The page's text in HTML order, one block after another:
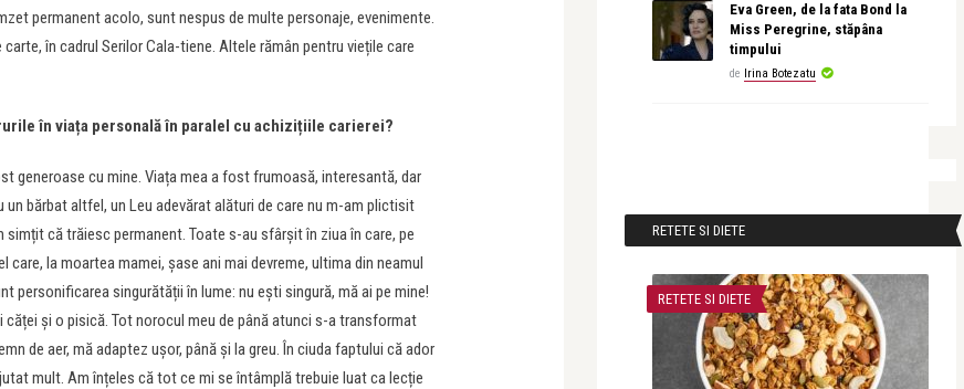
permanent acolo, sunt nespus de multe personaje, evenimente.
în cadrul Serilor Cala-tiene. Altele rămân pentru viețile care
în viața personală în paralel cu achizițiile carierei?
generoase cu mine. Viața mea a fost frumoasă, interesantă, dar
bărbat altfel, un Leu adevărat alături de care nu m-am plictisit
că trăiesc permanent. Toate s-au sfârșit în ziua în care, pe
care, la moartea mamei, șase ani mai devreme, ultima din neamul
personificarea singurătății în lume: nu ești singură, mă ai pe mine!
și o pisică. Tot norocul meu de până atunci s-a transformat
de aer, mă adaptez ușor, până și la greu. În ciuda faptului că ador
mult. Am înțeles că tot ce mi se întâmplă trebuie luat ca lecție
Eva Green, de la fata Bond la
Miss Peregrine, stăpâna
timpului
de Irina Botezatu
RETETE SI DIETE
RETETE SI DIETE